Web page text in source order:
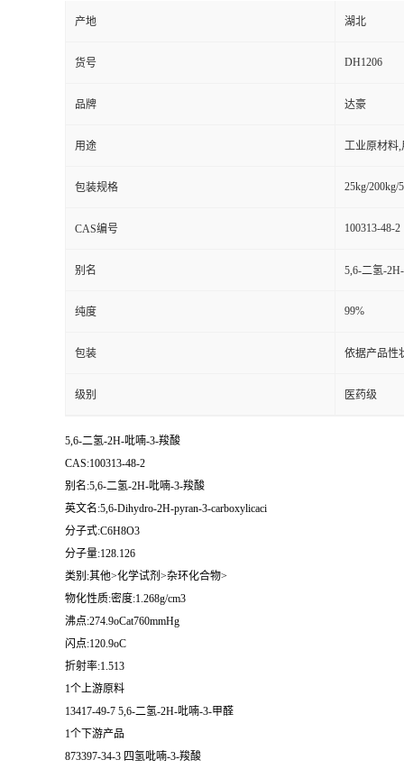
产地 湖北
货号 DH1206
品牌 达豪
用途 工业原材料
包装规格 25kg/200kg/
CAS编号 100313-48-2
别名 5,6-二氢-
纯度 99%
包装 依据产品性
级别 医药级
5,6-二氢-2H-吡喃-3-羧酸
CAS:100313-48-2
别名:5,6-二氢-2H-吡喃-3-羧酸
英文名:5,6-Dihydro-2H-pyran-3-carboxylicaci
分子式:C6H8O3
分子量:128.126
类别:其他>化学试剂>杂环化合物>
物化性质:密度:1.268g/cm3
沸点:274.9oCat760mmHg
闪点:120.9oC
折射率:1.513
1个上游原料
13417-49-7 5,6-二氢-2H-吡喃-3-甲醛
1个下游产品
873397-34-3 四氢吡喃-3-羧酸